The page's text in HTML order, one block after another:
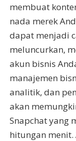
membuat
nada merek
dapat menjadi
meluncurkan,
akun bisnis
manajemen
analitik, dan
akan
Snapchat yang
hitungan